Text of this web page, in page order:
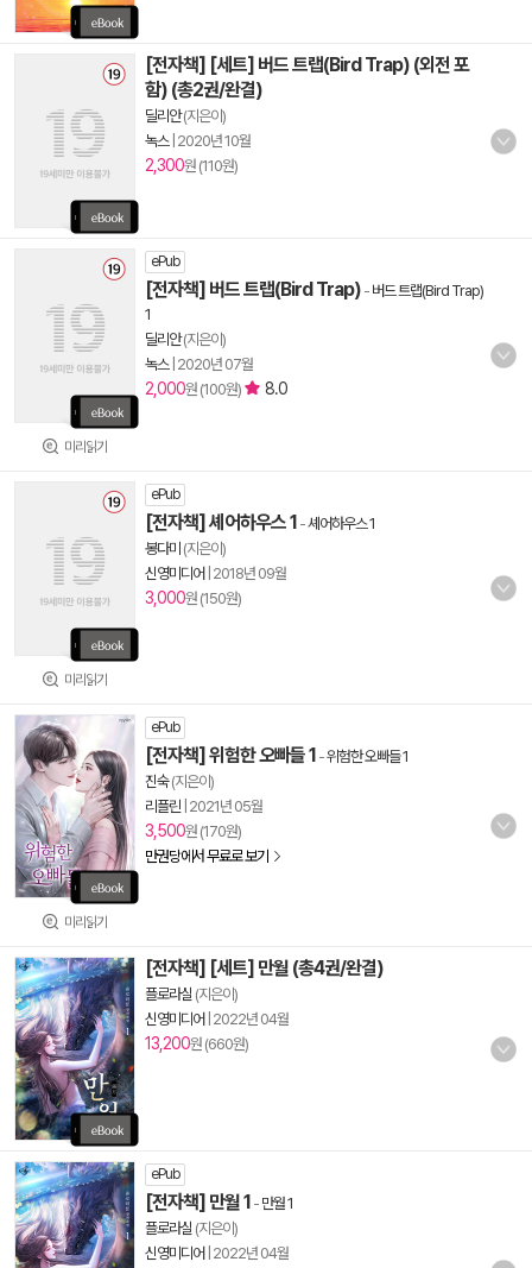
[전자책] [세트] 버드 트랩(Bird Trap) (외전 포
함) (총2권/완결)
딜리안(지은이)
녹스| 2020년 10월
2,300원 (110원)
미리읽기
ePub
[전자책] 버드 트랩(Bird Trap) - 버드 트랩(Bird Trap)
1
딜리안(지은이)
녹스| 2020년 07월
2,000원 (100원) 8.0
미리읽기
ePub
[전자책] 셰어하우스 1 -셰어하우스 1
봉다미 (지은이)
신영미디어 2018년 09월
3,000원 (150원)
미리읽기
ePub
[전자책] 위험한 오빠들 1 -위험한 오빠들 1
진숙(지은이)
리플린 2021년 05월
3,500원 (170원)
만권당에서 무료로 보기
[전자책] [세트] 만월 (총4권/완결)
플로라실 (지은이)
신영미디어 2022년 04월
13,200원 (660원)
ePub
[전자책] 만월 1 - 만월 1
플로라실 (지은이)
신영미디어 2022년 04월